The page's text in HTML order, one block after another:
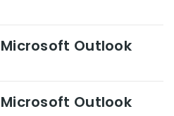
Outlook
Outlook